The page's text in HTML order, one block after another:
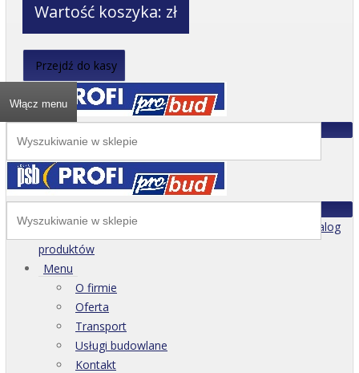
Wartość koszyka: zł
Przejdź do kasy
Włącz menu
Katalog
produktów
Menu
O firmie
Oferta
Transport
Usługi budowlane
Kontakt